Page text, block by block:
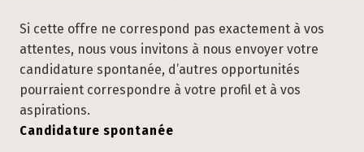
Si cette offre ne correspond pas exactement à vos
attentes, nous vous invitons à nous envoyer votre
candidature spontanée, d’autres opportunités
pourraient correspondre à votre profil et à vos
aspirations.
Candidature spontanée